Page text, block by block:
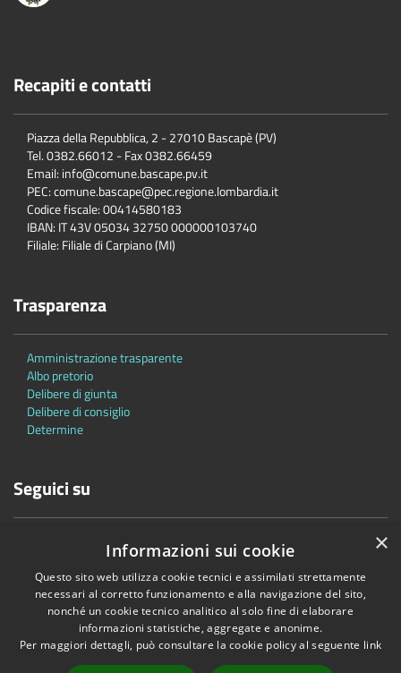
Recapiti e contatti
Piazza della Repubblica, 2 - 27010 Bascapè (PV)
Tel. 0382.66012 - Fax 0382.66459
Email: info@comune.bascape.pv.it
PEC: comune.bascape@pec.regione.lombardia.it
Codice fiscale: 00414580183
IBAN: IT 43V 05034 32750 000000103740
Filiale: Filiale di Carpiano (MI)
Trasparenza
Amministrazione trasparente
Albo pretorio
Delibere di giunta
Delibere di consiglio
Determine
Seguici su
Accessibilità Privacy Cookie
Mappa del sito
Copyright © 2026 • Comune di Bascapè • Powered by
Municipium
×
Informazioni sui cookie
Questo sito web utilizza cookie tecnici e assimilati strettamente
necessari al corretto funzionamento e alla navigazione del sito,
nonché un cookie tecnico analitico al solo fine di elaborare
informazioni statistiche, aggregate e anonime.
Per maggiori dettagli, può consultare la cookie policy al seguente link